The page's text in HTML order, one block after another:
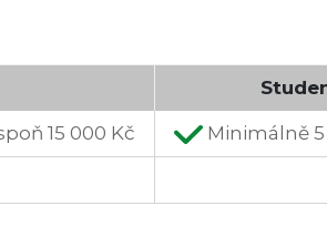
15 000 Kč Minimálně